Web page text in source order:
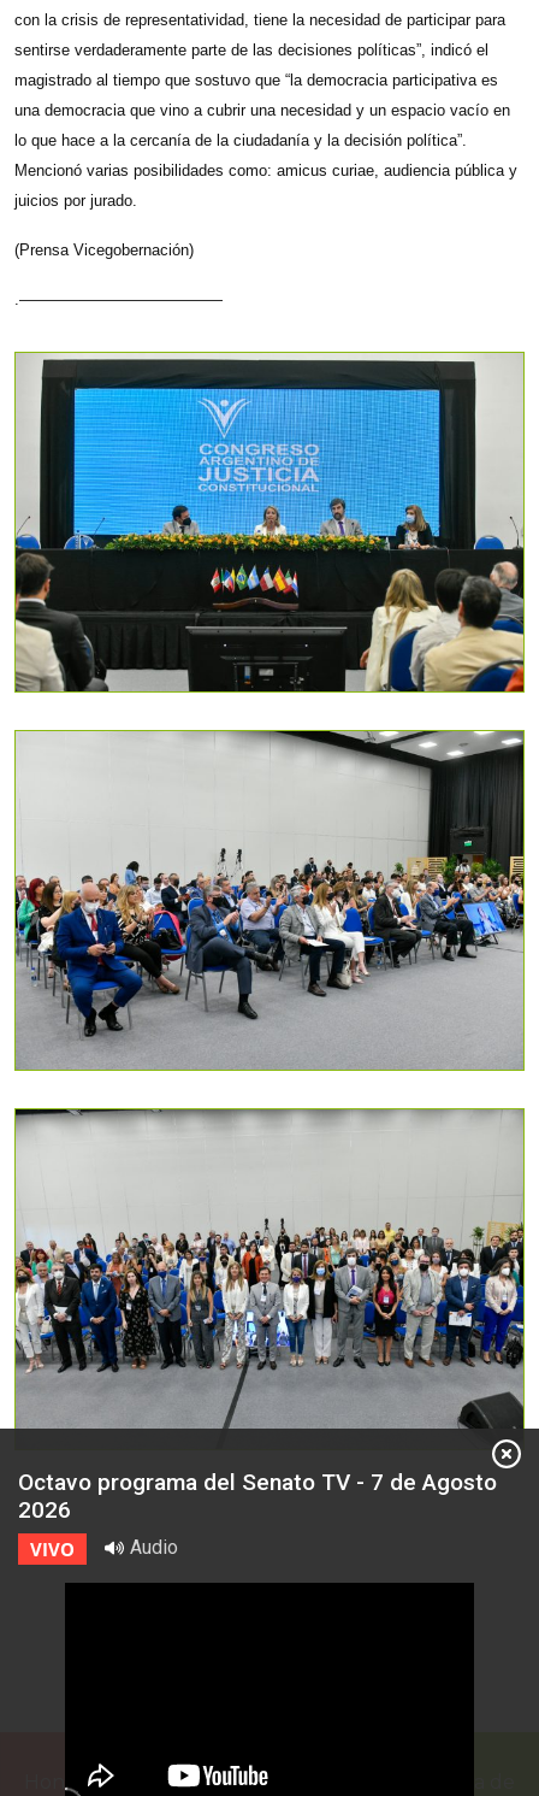
con la crisis de representatividad, tiene la necesidad de participar para
sentirse verdaderamente parte de las decisiones políticas”, indicó el
magistrado al tiempo que sostuvo que “la democracia participativa es
una democracia que vino a cubrir una necesidad y un espacio vacío en
lo que hace a la cercanía de la ciudadanía y la decisión política”.
Mencionó varias posibilidades como: amicus curiae, audiencia pública y
juicios por jurado.
(Prensa Vicegobernación)
.—————————————
Honorable Cámara de Senadores de la Provincia de
Octavo programa del Senato TV - 7 de Agosto
2026
VIVO Audio